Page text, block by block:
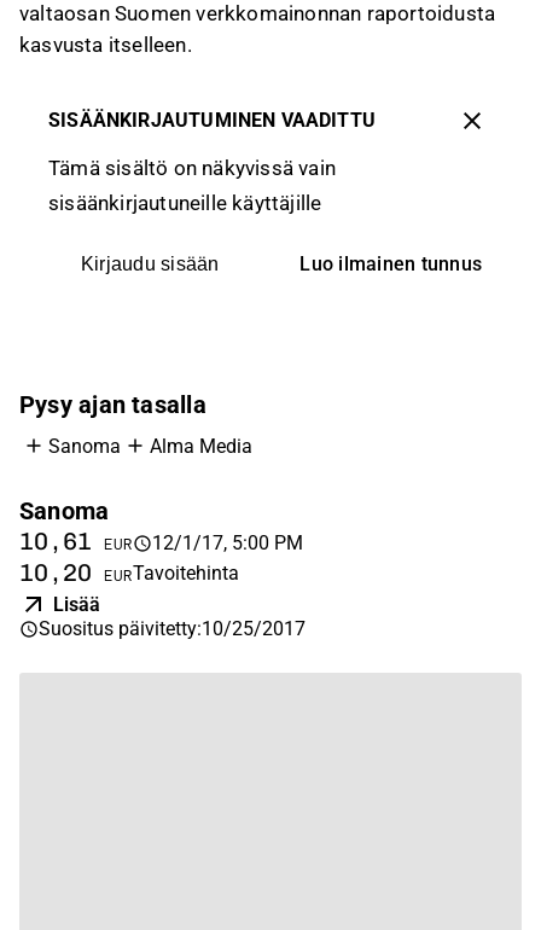
valtaosan Suomen verkkomainonnan raportoidusta
kasvusta itselleen.
SISÄÄNKIRJAUTUMINEN VAADITTU
Tämä sisältö on näkyvissä vain
sisäänkirjautuneille käyttäjille
Kirjaudu sisään Luo ilmainen tunnus
Pysy ajan tasalla
Sanoma Alma Media
Sanoma
10,61 EUR 12/1/17, 5:00 PM
10,20 EURTavoitehinta
Lisää
Suositus päivitetty:10/25/2017